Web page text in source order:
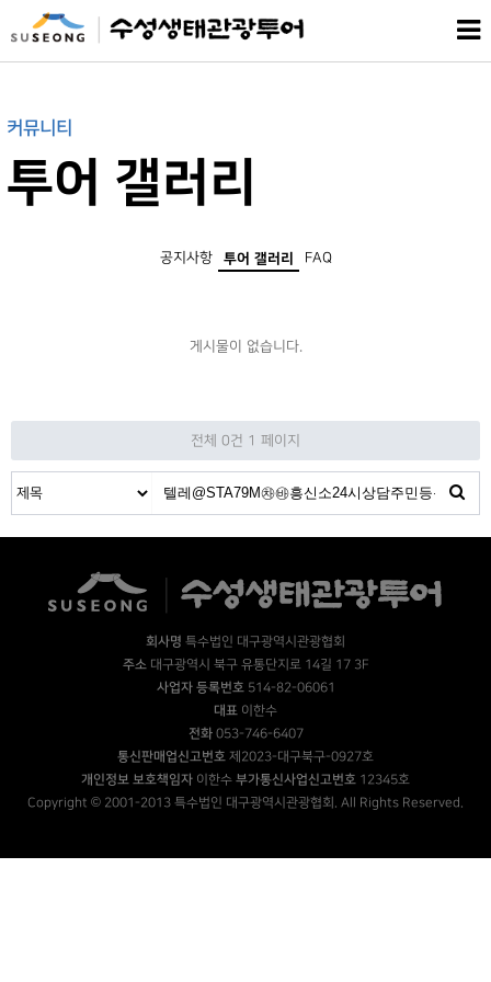
커뮤니티
투어 갤러리
공지사항 투어 갤러리 FAQ
게시물이 없습니다.
전체 0건 1 페이지
회사명 특수법인 대구광역시관광협회
주소대구광역시 북구 유통단지로 14길 17 3F
사업자 등록번호514-82-06061
대표 이한수
전화053-746-6407
통신판매업신고번호 제2023-대구북구-0927호
개인정보 보호책임자 이한수 부가통신사업신고번호 12345호
Copyright © 2001-2013 특수법인 대구광역시관광협회. All Rights Reserved.